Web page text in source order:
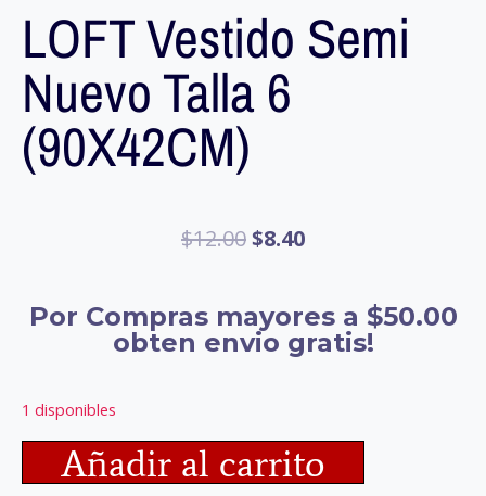
LOFT Vestido Semi
Nuevo Talla 6
(90X42CM)
$12.00$8.40
Por Compras mayores a $50.00
obten envio gratis!
1 disponibles
Añadir al carrito